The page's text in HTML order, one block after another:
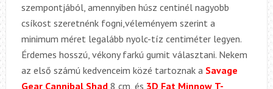
szempontjából, amennyiben húsz centinél nagyobb
csíkost szeretnénk fogni,véleményem szerint a
minimum méret legalább nyolc-tíz centiméter legyen.
Érdemes hosszú, vékony farkú gumit választani. Nekem
az első számú kedvenceim közé tartoznak a Savage
Gear Cannibal Shad8 cm, és 3D Fat Minnow T-